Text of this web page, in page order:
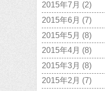
2015年7月 (2)
2015年6月 (7)
2015年5月 (8)
2015年4月 (8)
2015年3月 (8)
2015年2月 (7)